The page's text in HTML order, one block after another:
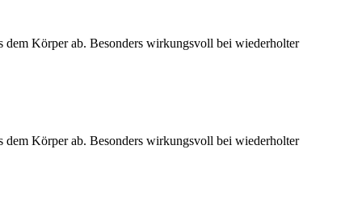
dem Körper ab. Besonders wirkungsvoll bei wiederholter
dem Körper ab. Besonders wirkungsvoll bei wiederholter